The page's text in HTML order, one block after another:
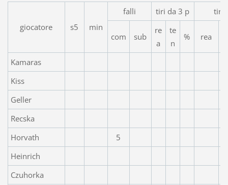
giocatore s5 min
falli tiri da 3 p tiri
com sub
re
a
te
n
% rea
Kamaras
Kiss
Geller
Recska
Horvath
5
Heinrich
Czuhorka